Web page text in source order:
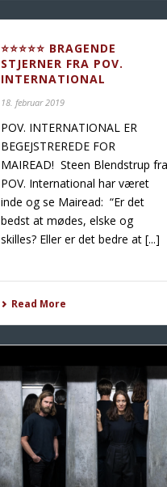
⭐⭐⭐⭐⭐ BRAGENDE
STJERNER FRA POV.
INTERNATIONAL
18. februar 2019
POV. INTERNATIONAL ER
BEGEJSTREREDE FOR
MAIREAD! Steen Blendstrup fra
POV. International har været
inde og se Mairead: “Er det
bedst at mødes, elske og
skilles? Eller er det bedre at [...]
Read More